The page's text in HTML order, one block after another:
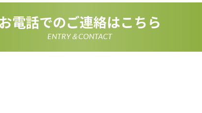
から保護するため、必要な安全管理措置を講じます。
のコンテンツにおいてCookieを利用しています。
関する情報であり、氏名・メールアドレス・住所・電話
ラウザ設定からCookieを無効にすることが可能です。
LLCが提供するアクセス解析ツール「Googleアナリ
無効にすることで収集を拒否することが出来ます。
変更
することなく変更することができるものとします。
お電話でのご連絡はこちら
ENTRY＆CONTACT